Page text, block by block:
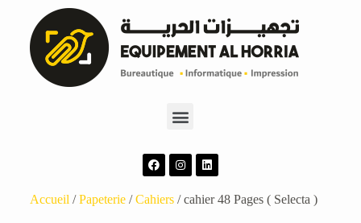
Accueil /Papeterie/Cahiers/ cahier 48 Pages ( Selecta )